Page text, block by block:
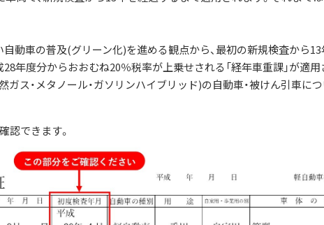
動車の普及(グリーン化)を進める観点から、最初の新規検査から
年度分からおおむね20％税率が上乗せされる「経年車重課」が適用
ガス・メタノール・ガソリンハイブリッド)の自動車・被けん引車につ
認できます。